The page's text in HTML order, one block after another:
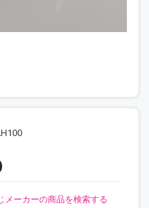
メーカーの商品を検索する